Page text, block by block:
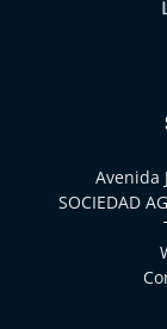
Avenida
SOCIEDAD